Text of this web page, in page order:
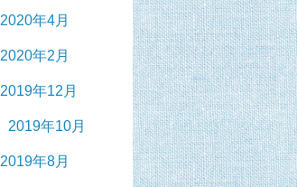
2020年4月
2020年2月
2019年12月
2019年10月
2019年8月